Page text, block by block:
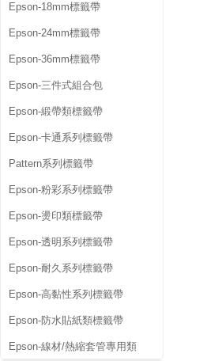
Epson-18mm標籤帶
Epson-24mm標籤帶
Epson-36mm標籤帶
Epson-三件式組合包
Epson-緞帶類標籤帶
Epson-卡通系列標籤帶
Pattern系列標籤帶
Epson-粉彩系列標籤帶
Epson-燙印類標籤帶
Epson-透明系列標籤帶
Epson-耐久系列標籤帶
Epson-高黏性系列標籤帶
Epson-防水貼紙類標籤帶
Epson-線材/熱縮套管專用類